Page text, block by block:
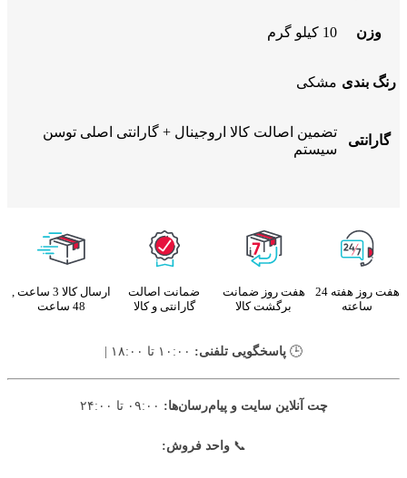
وزن 10 کیلو گرم
رنگ بندی مشکی
گارانتی
تضمین اصالت کالا اروجینال + گارانتی اصلی توسن
سیستم
هفت روز هفته 24
ساعته
هفت روز ضمانت
برگشت کالا
ضمانت اصالت
گارانتی و کالا
ارسال کالا 3 ساعت ,
48 ساعت
🕒 پاسخگویی تلفنی:
چت آنلاین سایت و پیام‌رسان‌ها:
📞واحد فروش: